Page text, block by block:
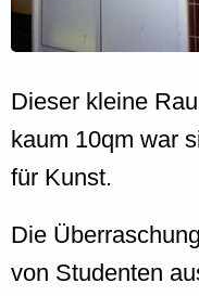
Dieser kleine
kaum 10qm war
für Kunst.
Die
von Studenten